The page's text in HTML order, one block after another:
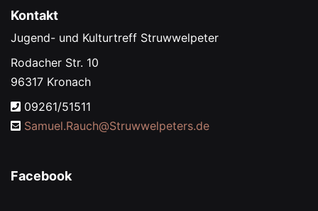
Kontakt
Jugend- und Kulturtreff Struwwelpeter
Rodacher Str. 10
96317 Kronach
09261/51511
Samuel.Rauch@Struwwelpeters.de
Facebook